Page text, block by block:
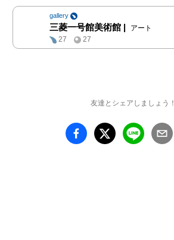
作》と、ミケランジェロ
作《〈レダと白鳥〉の頭
部のための習作》を間近
で見比べる貴重な機会と
14～16世紀にかけて古代
文芸復興を目指す運動と
してイタリアで興ったル
gallery
三菱一号館美術館 |
アート
27
27
友達とシェアしましょう！